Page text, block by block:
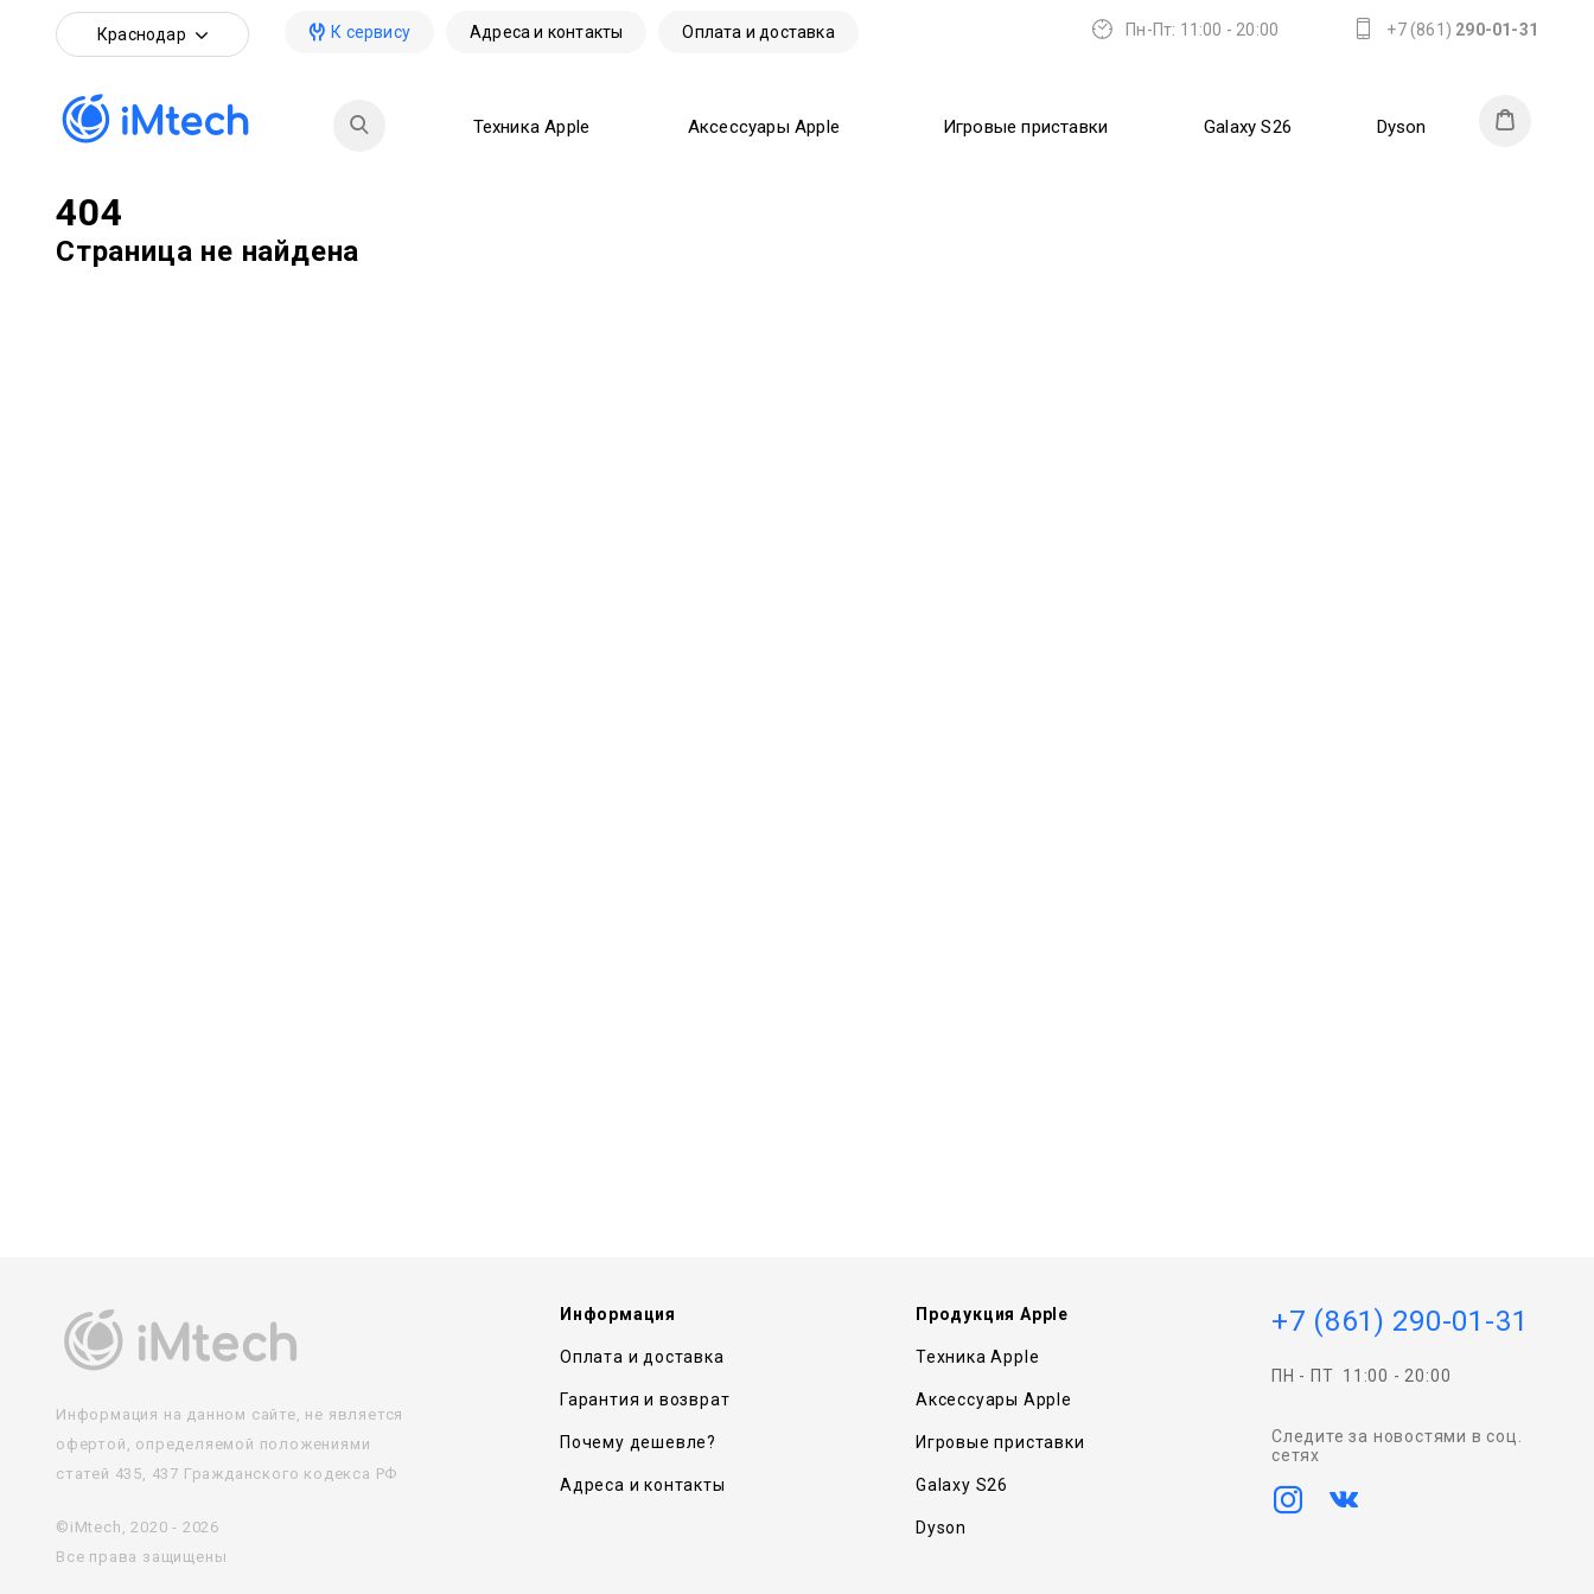
Краснодар К сервису Адреса и контакты Оплата и доставка +7 (861) 290-01-31
Пн-Пт: 11:00 - 20:00
Техника Apple Аксессуары Apple Игровые приставки Galaxy S26 Dyson
404
Страница не найдена
Информация на данном сайте, не является
офертой, определяемой положениями
статей 435, 437 Гражданского кодекса РФ
©iMtech, 2020 - 2026
Все права защищены
Информация
Оплата и доставка
Гарантия и возврат
Почему дешевле?
Адреса и контакты
Продукция Apple
Техника Apple
Аксессуары Apple
Игровые приставки
Galaxy S26
Dyson
+7 (861) 290-01-31
ПН - ПТ 11:00 - 20:00
Следите за новостями в соц.
сетях